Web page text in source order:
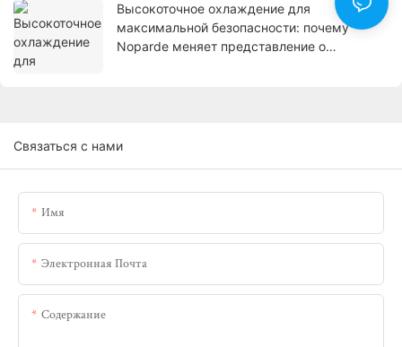
Высокоточное охлаждение для
максимальной безопасности: почему
Noparde меняет представление о
Связаться с нами
Имя
Электронная Почта
Содержание